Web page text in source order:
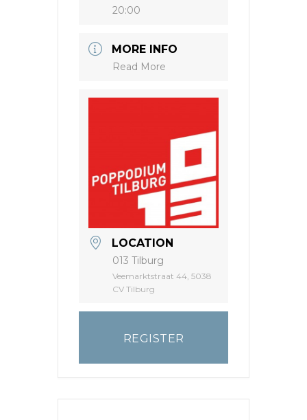
20:00
MORE INFO
Read More
LOCATION
013 Tilburg
Veemarktstraat 44, 5038
CV Tilburg
REGISTER